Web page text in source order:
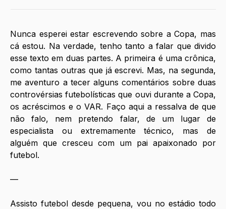
Nunca esperei estar escrevendo sobre a Copa, mas
cá estou. Na verdade, tenho tanto a falar que divido
esse texto em duas partes. A primeira é uma crônica,
como tantas outras que já escrevi. Mas, na segunda,
me aventuro a tecer alguns comentários sobre duas
controvérsias futebolísticas que ouvi durante a Copa,
os acréscimos e o VAR. Faço aqui a ressalva de que
não falo, nem pretendo falar, de um lugar de
especialista ou extremamente técnico, mas de
alguém que cresceu com um pai apaixonado por
futebol.
—
Assisto futebol desde pequena, vou no estádio todo